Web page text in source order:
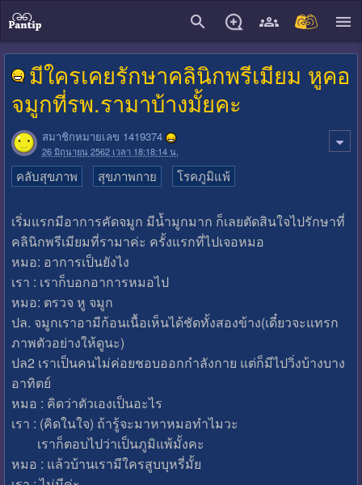
มีใครเคยรักษาคลินิกพรีเมียม หูคอ
จมูกที่รพ.รามาบ้างมั้ยคะ
สมาชิกหมายเลข 1419374
26 มิถุนายน 2562 เวลา 18:18:14 น.
คลับสุขภาพ สุขภาพกาย โรคภูมิแพ้
เริ่มแรกมีอาการคัดจมูก มีน้ำมูกมาก ก็เลยตัดสินใจไปรักษาที่
คลินิกพรีเมียมที่รามาค่ะ ครั้งแรกที่ไปเจอหมอ
หมอ: อาการเป็นยังไง
เรา : เราก็บอกอาการหมอไป
หมอ: ตรวจ หู จมูก
ปล. จมูกเราอามีก้อนเนื้อเห็นได้ชัดทั้งสองข้าง(เดี๋ยวจะแทรก
ภาพตัวอย่างให้ดูนะ)
ปล2 เราเป็นคนไม่ค่อยชอบออกกำลังกาย แต่ก็มีไปวิ่งบ้างบาง
อาทิตย์
หมอ : คิดว่าตัวเองเป็นอะไร
เรา : (คิดในใจ) ถ้ารู้จะมาหาหมอทำไมวะ
เราก็ตอบไปว่าเป็นภูมิแพ้มั้งคะ
หมอ : แล้วบ้านเรามีใครสูบบุหรี่มั้ย
close